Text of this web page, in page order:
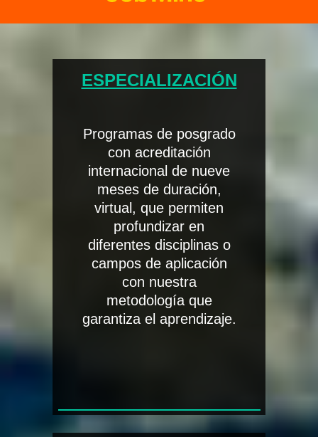
ESPECIALIZACIÓN
Programas de posgrado
con acreditación
internacional de nueve
meses de duración,
virtual, que permiten
profundizar en
diferentes disciplinas o
campos de aplicación
con nuestra
metodología que
garantiza el aprendizaje.